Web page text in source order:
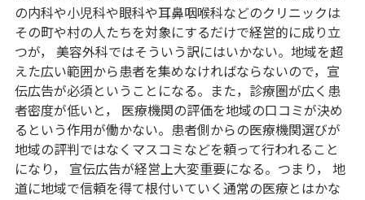
の内科や小児科や眼科や耳鼻咽喉科などのクリニックは
その町や村の人たちを対象にするだけで経営的に成り立
つが， 美容外科ではそういう訳にはいかない。地域を超
えた広い範囲から患者を集めなければならないので，宣
伝広告が必須ということになる。また，診療圏が広く患
者密度が低いと， 医療機関の評価を地域の口コミが決め
るという作用が働かない。患者側からの医療機関選びが
地域の評判ではなくマスコミなどを頼って行われること
になり， 宣伝広告が経営上大変重要になる。つまり， 地
道に地域で信頼を得て根付いていく通常の医療とはかな